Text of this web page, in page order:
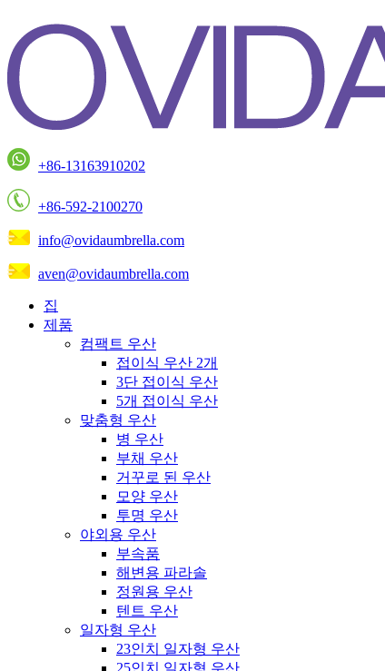
+86-13163910202
+86-592-2100270
info@ovidaumbrella.com
aven@ovidaumbrella.com
집
제품
컴팩트 우산
접이식 우산 2개
3단 접이식 우산
5개 접이식 우산
맞춤형 우산
병 우산
부채 우산
거꾸로 된 우산
모양 우산
투명 우산
야외용 우산
부속품
해변용 파라솔
정원용 우산
텐트 우산
일자형 우산
23인치 일자형 우산
25인치 일자형 우산